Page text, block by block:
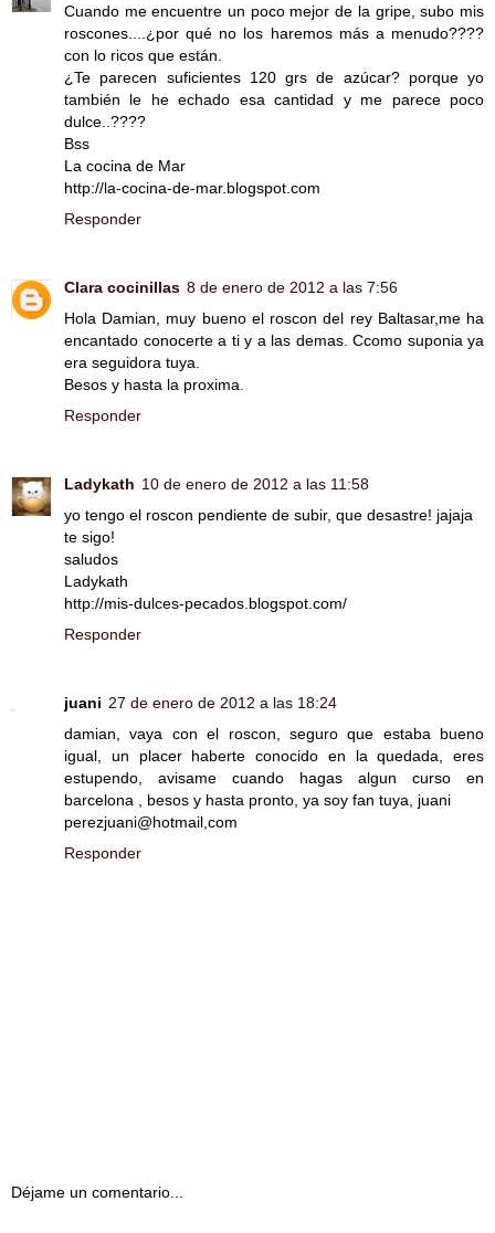
Cuando me encuentre un poco mejor de la gripe, subo mis
roscones....¿por qué no los haremos más a menudo????
con lo ricos que están.
¿Te parecen suficientes 120 grs de azúcar? porque yo
también le he echado esa cantidad y me parece poco
dulce..????
Bss
La cocina de Mar
http://la-cocina-de-mar.blogspot.com
Responder
Clara cocinillas 8 de enero de 2012 a las 7:56
Hola Damian, muy bueno el roscon del rey Baltasar,me ha
encantado conocerte a ti y a las demas. Ccomo suponia ya
era seguidora tuya.
Besos y hasta la proxima.
Responder
Ladykath 10 de enero de 2012 a las 11:58
yo tengo el roscon pendiente de subir, que desastre! jajaja
te sigo!
saludos
Ladykath
http://mis-dulces-pecados.blogspot.com/
Responder
juani 27 de enero de 2012 a las 18:24
damian, vaya con el roscon, seguro que estaba bueno
igual, un placer haberte conocido en la quedada, eres
estupendo, avisame cuando hagas algun curso en
barcelona , besos y hasta pronto, ya soy fan tuya, juani
perezjuani@hotmail,com
Responder
Déjame un comentario...